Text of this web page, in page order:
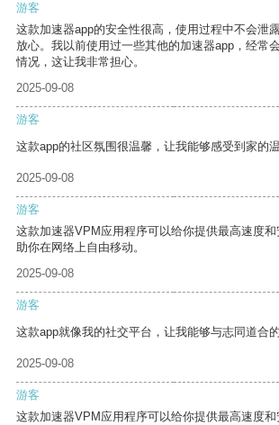
游客
这款加速器app的安全性很高，使用过程中不会泄
放心。我以前使用过一些其他的加速器app，经常
情况，这让我非常担心。
2025-09-08
游客
这款app的社区氛围很温馨，让我能够感受到家的温
2025-09-08
游客
这款加速器VPM应用程序可以给你提供最高速度
助你在网络上自由移动。
2025-09-08
游客
这款app就像我的社交平台，让我能够与志同道合
2025-09-08
游客
这款加速器VPM应用程序可以给你提供最高速度